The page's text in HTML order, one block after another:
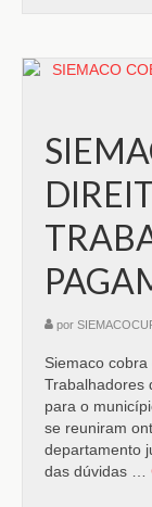
por
Siemaco
Trabalhadores
para o
se reuniram
departamento
das dúvidas …